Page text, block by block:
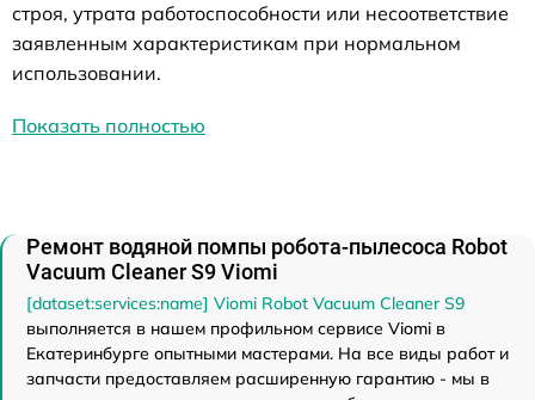
строя, утрата работоспособности или несоответствие
заявленным характеристикам при нормальном
использовании.
Показать полностью
Ремонт водяной помпы робота-пылесоса Robot
Vacuum Cleaner S9 Viomi
[dataset:services:name] Viomi Robot Vacuum Cleaner S9
выполняется в нашем профильном сервисе Viomi в
Екатеринбурге опытными мастерами. На все виды работ и
запчасти предоставляем расширенную гарантию - мы в